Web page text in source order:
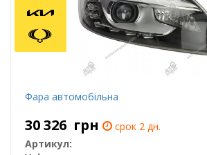
Фара автомобільна
30 326 грн
срок 2 дн.
Артикул: